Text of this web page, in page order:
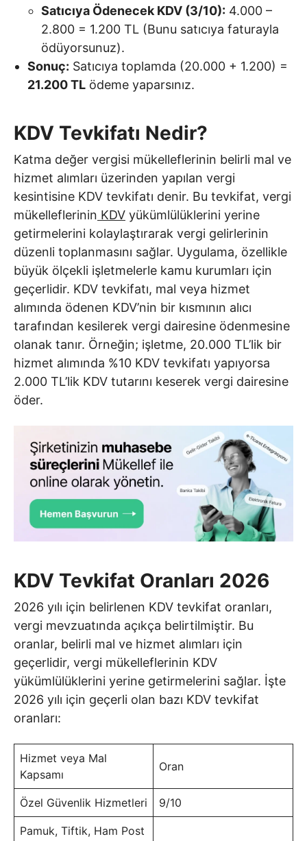
Satıcıya Ödenecek KDV (3/10): 4.000 –
2.800 = 1.200 TL (Bunu satıcıya faturayla
ödüyorsunuz).
Sonuç: Satıcıya toplamda (20.000 + 1.200) =
21.200 TL ödeme yaparsınız.
KDV Tevkifatı Nedir?
Katma değer vergisi mükelleflerinin belirli mal ve
hizmet alımları üzerinden yapılan vergi
kesintisine KDV tevkifatı denir. Bu tevkifat, vergi
mükelleflerinin KDV yükümlülüklerini yerine
getirmelerini kolaylaştırarak vergi gelirlerinin
düzenli toplanmasını sağlar. Uygulama, özellikle
büyük ölçekli işletmelerle kamu kurumları için
geçerlidir. KDV tevkifatı, mal veya hizmet
alımında ödenen KDV’nin bir kısmının alıcı
tarafından kesilerek vergi dairesine ödenmesine
olanak tanır. Örneğin; işletme, 20.000 TL’lik bir
hizmet alımında %10 KDV tevkifatı yapıyorsa
2.000 TL’lik KDV tutarını keserek vergi dairesine
öder.
KDV Tevkifat Oranları 2026
2026 yılı için belirlenen KDV tevkifat oranları,
vergi mevzuatında açıkça belirtilmiştir. Bu
oranlar, belirli mal ve hizmet alımları için
geçerlidir, vergi mükelleflerinin KDV
yükümlülüklerini yerine getirmelerini sağlar. İşte
2026 yılı için geçerli olan bazı KDV tevkifat
oranları:
Hizmet veya Mal
Kapsamı
Oran
Özel Güvenlik Hizmetleri 9/10
Pamuk, Tiftik, Ham Post